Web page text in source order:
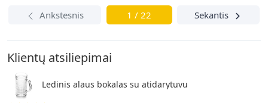
Klientų atsiliepimai
Ledinis alaus bokalas su atidarytuvu
Ankstesnis 1 / 22 Sekantis